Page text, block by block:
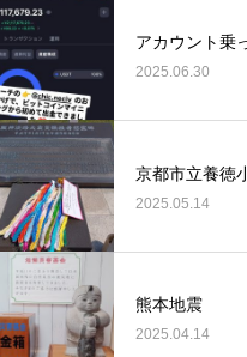
アカウント乗
2025.06.30
京都市立養徳
2025.05.14
熊本地震
2025.04.14